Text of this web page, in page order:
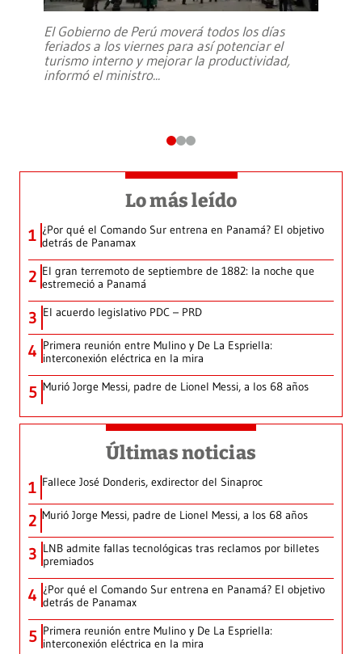
El Gobierno de Perú moverá todos los días
feriados a los viernes para así potenciar el
turismo interno y mejorar la productividad,
informó el ministro...
Lo más leído
1 ¿Por qué el Comando Sur entrena en Panamá? El objetivo
detrás de Panamax
2 El gran terremoto de septiembre de 1882: la noche que
estremeció a Panamá
3 El acuerdo legislativo PDC – PRD
4 Primera reunión entre Mulino y De La Espriella:
interconexión eléctrica en la mira
5 Murió Jorge Messi, padre de Lionel Messi, a los 68 años
Últimas noticias
1 Fallece José Donderis, exdirector del Sinaproc
2 Murió Jorge Messi, padre de Lionel Messi, a los 68 años
3 LNB admite fallas tecnológicas tras reclamos por billetes
premiados
4 ¿Por qué el Comando Sur entrena en Panamá? El objetivo
detrás de Panamax
5 Primera reunión entre Mulino y De La Espriella:
interconexión eléctrica en la mira